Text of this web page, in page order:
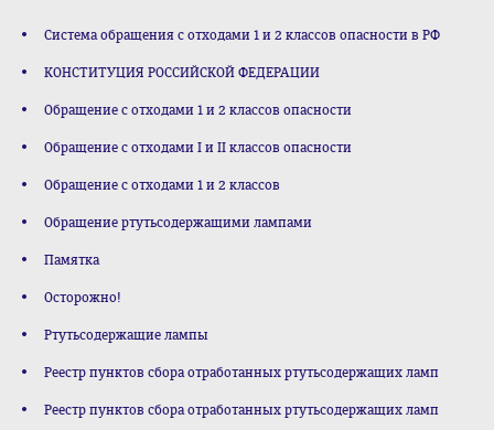
Система обращения с отходами 1 и 2 классов опасности в РФ
КОНСТИТУЦИЯ РОССИЙСКОЙ ФЕДЕРАЦИИ
Обращение с отходами 1 и 2 классов опасности
Обращение с отходами I и II классов опасности
Обращение с отходами 1 и 2 классов
Обращение ртутьсодержащими лампами
Памятка
Осторожно!
Ртутьсодержащие лампы
Реестр пунктов сбора отработанных ртутьсодержащих ламп
Реестр пунктов сбора отработанных ртутьсодержащих ламп